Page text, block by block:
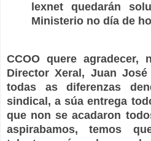
lexnet quedarán
Ministerio no día de
CCOO quere agradecer,
Director Xeral, Juan
todas as diferenzas
sindical, a súa entrega
que non se acadaron
aspirabamos, temos